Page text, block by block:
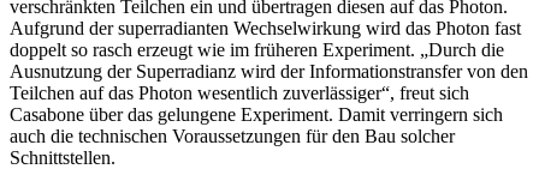
verschränkten Teilchen ein und übertragen diesen auf das Photon.
Aufgrund der superradianten Wechselwirkung wird das Photon fast
doppelt so rasch erzeugt wie im früheren Experiment. „Durch die
Ausnutzung der Superradianz wird der Informationstransfer von den
Teilchen auf das Photon wesentlich zuverlässiger“, freut sich
Casabone über das gelungene Experiment. Damit verringern sich
auch die technischen Voraussetzungen für den Bau solcher
Schnittstellen.